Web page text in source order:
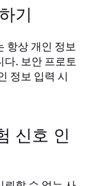
기
항상 개인 정보
다. 보안 프로토
정보 입력 시
신호 인